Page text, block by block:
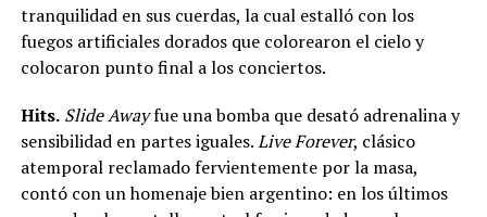
tranquilidad en sus cuerdas, la cual estalló con los
fuegos artificiales dorados que colorearon el cielo y
colocaron punto final a los conciertos.
Hits.Slide Awayfue una bomba que desató adrenalina y
sensibilidad en partes iguales.Live Forever, clásico
atemporal reclamado fervientemente por la masa,
contó con un homenaje bien argentino: en los últimos